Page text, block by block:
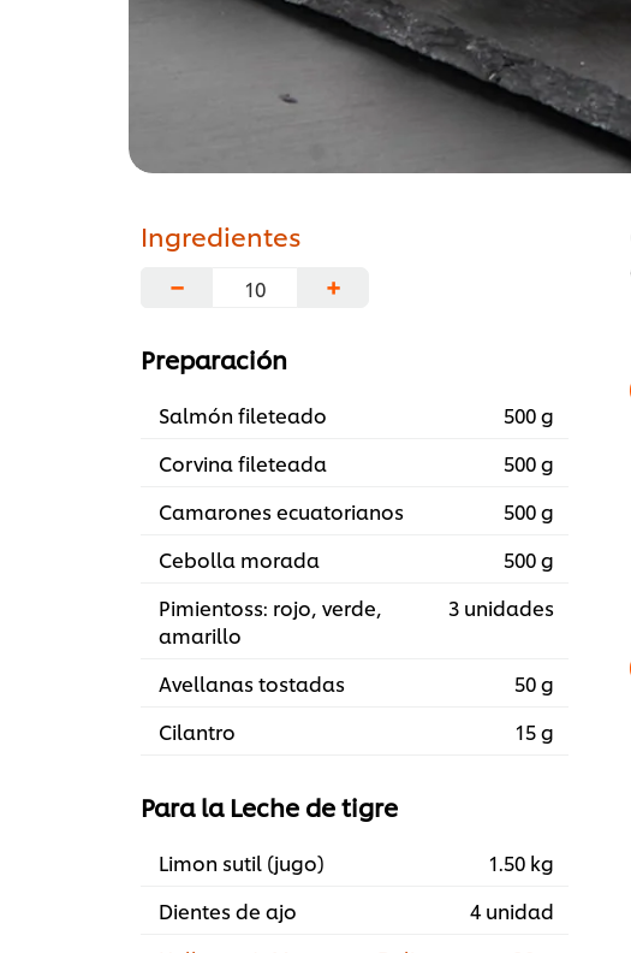
Ingredientes
−
+
Preparación
Salmón fileteado
500 g
Corvina fileteada
500 g
Camarones ecuatorianos
500 g
Cebolla morada
500 g
Pimientoss: rojo, verde,
amarillo
3 unidades
Avellanas tostadas
50 g
Cilantro
15 g
Para la Leche de tigre
Limon sutil (jugo)
1.50 kg
Dientes de ajo
4 unidad